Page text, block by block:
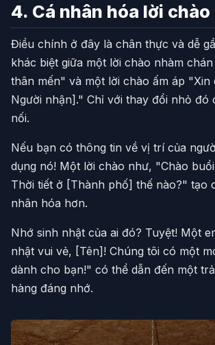
4. Cá nhân hóa lời chào
Điều chính ở đây là chân thực và dễ
khác biệt giữa một lời chào nhàm
thân mến" và một lời chào ấm áp "Xin
Người nhận]." Chỉ với thay đổi nhỏ đó
nối.
Nếu bạn có thông tin về vị trí của
dụng nó! Một lời chào như, "Chào
Thời tiết ở [Thành phố] thế nào?" tạo
nhân hóa hơn.
Nhớ sinh nhật của ai đó? Tuyệt! Một
nhật vui vẻ, [Tên]! Chúng tôi có một
dành cho bạn!" có thể dẫn đến một
hàng đáng nhớ.